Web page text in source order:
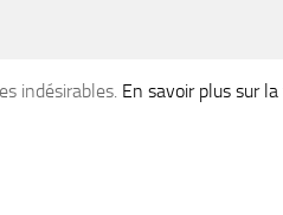
indésirables. En savoir plus sur